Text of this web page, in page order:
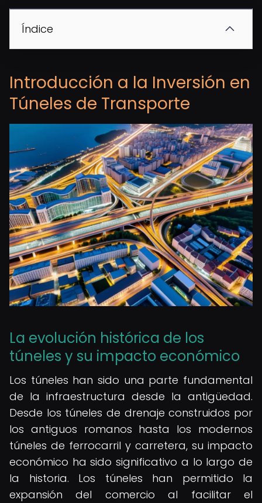
Índice
Introducción a la Inversión en
Túneles de Transporte
La evolución histórica de los
túneles y su impacto económico
Los túneles han sido una parte fundamental
de la infraestructura desde la antigüedad.
Desde los túneles de drenaje construidos por
los antiguos romanos hasta los modernos
túneles de ferrocarril y carretera, su impacto
económico ha sido significativo a lo largo de
la historia. Los túneles han permitido la
expansión del comercio al facilitar el